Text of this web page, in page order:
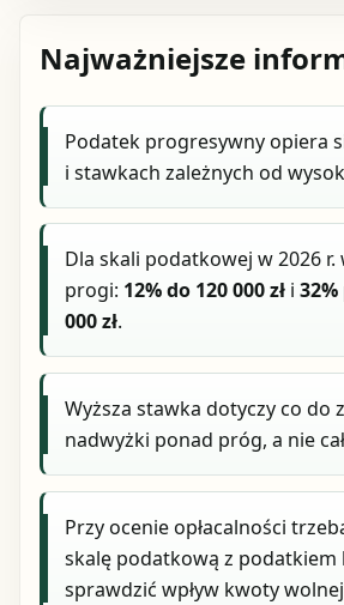
Najważniejsze
Podatek progresywny opiera
i stawkach zależnych od
Dla skali podatkowej w 2026 r.
progi: 12% do 120 000 zł i
000 zł.
Wyższa stawka dotyczy co do
nadwyżki ponad próg, a nie
Przy ocenie opłacalności
skalę podatkową z podatkiem
sprawdzić wpływ kwoty